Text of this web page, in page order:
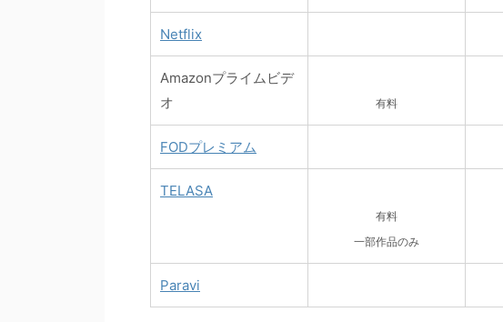
Netflix
Amazonプライムビデ
オ
有料
FODプレミアム
TELASA
有料
一部作品のみ
Paravi